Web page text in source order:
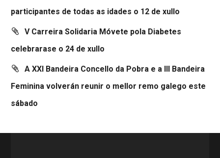
participantes de todas as idades o 12 de xullo
V Carreira Solidaria Móvete pola Diabetes
celebrarase o 24 de xullo
A XXI Bandeira Concello da Pobra e a III Bandeira
Feminina volverán reunir o mellor remo galego este
sábado